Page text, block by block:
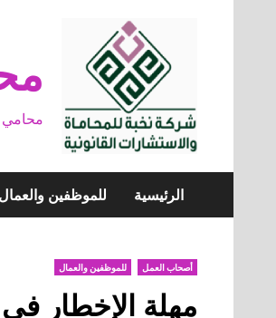
محامي
الرئيسية للموظفين والعمال
أصحاب العمل للموظفين والعمال
مهلة الإخطار